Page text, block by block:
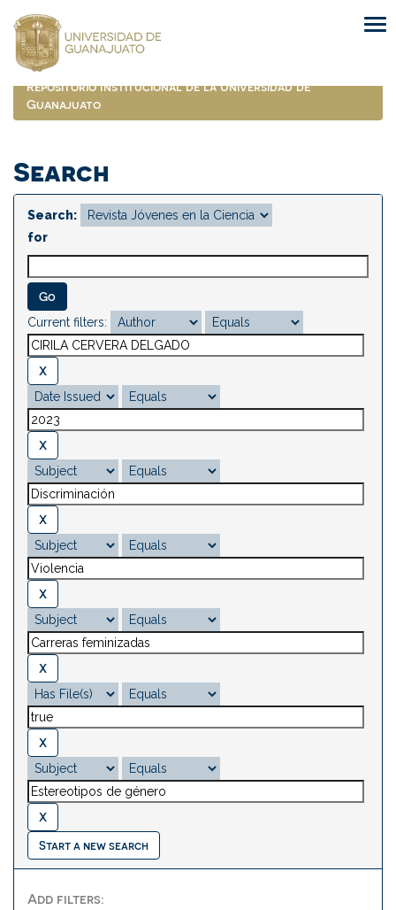
navigation
Repositorio Institucional de la Universidad de
Guanajuato
Search
Search:
for
Current filters:
Start a new search
Add filters: